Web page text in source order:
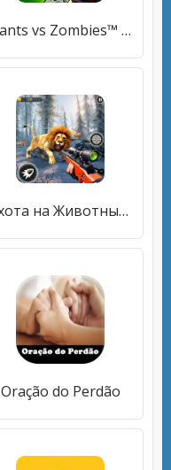
Plants vs Zombies™ 2 Free
Охота на Животных Снайперский
Oração do Perdão